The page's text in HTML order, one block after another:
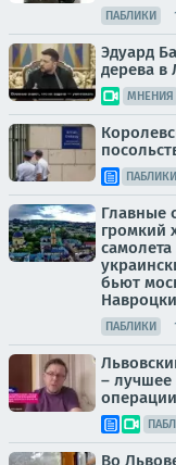
ПАБЛИКИ
Эдуард
дерева в
МНЕНИЯ
ПАБЛИКИ
Главные
громкий
самолета
бьют
ПАБЛИКИ
– лучшее
Во